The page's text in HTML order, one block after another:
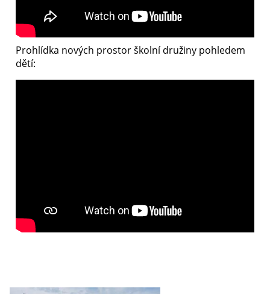
Prohlídka nových prostor školní družiny pohledem
dětí: